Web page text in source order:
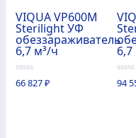
VIQUA VP600M
Sterilight УФ
обеззараживатель
6,7 м³/ч
0
из
66 827₽
0
из
94